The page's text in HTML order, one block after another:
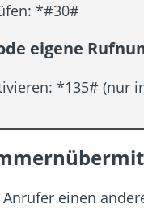
*#30#
eigene
*135# (nur
einen